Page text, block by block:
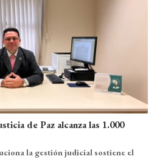
de Paz alcanza las 1.000
la gestión judicial sostiene el